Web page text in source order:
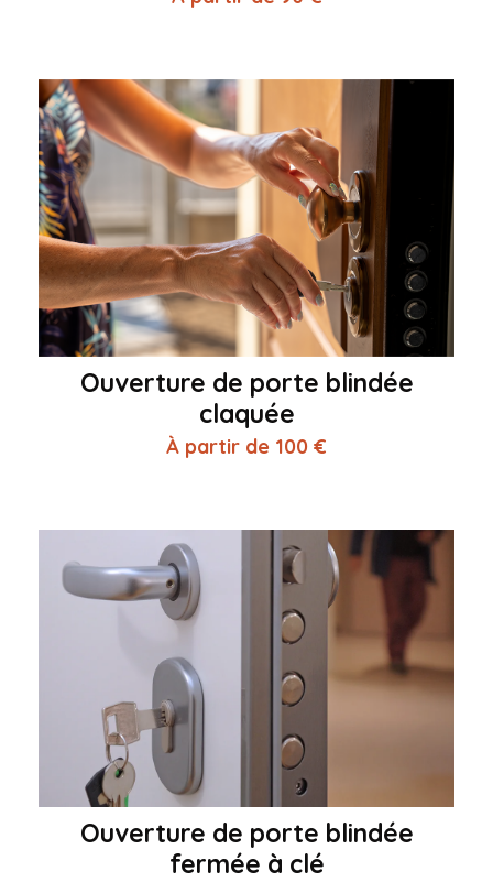
Ouverture de porte blindée
claquée
À partir de 100 €
Ouverture de porte blindée
fermée à clé